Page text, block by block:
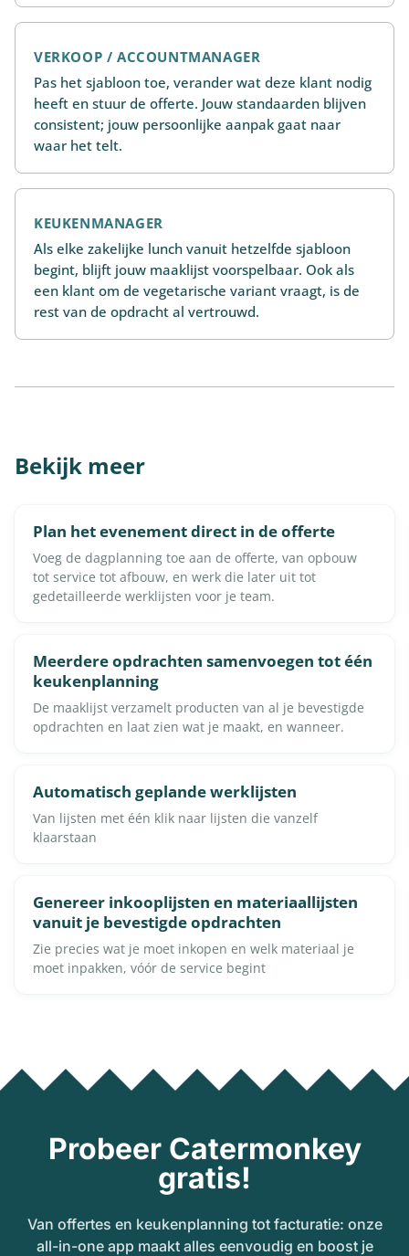
VERKOOP / ACCOUNTMANAGER
Pas het sjabloon toe, verander wat deze klant nodig
heeft en stuur de offerte. Jouw standaarden blijven
consistent; jouw persoonlijke aanpak gaat naar
waar het telt.
KEUKENMANAGER
Als elke zakelijke lunch vanuit hetzelfde sjabloon
begint, blijft jouw maaklijst voorspelbaar. Ook als
een klant om de vegetarische variant vraagt, is de
rest van de opdracht al vertrouwd.
Bekijk meer
Plan het evenement direct in de offerte
Voeg de dagplanning toe aan de offerte, van opbouw
tot service tot afbouw, en werk die later uit tot
gedetailleerde werklijsten voor je team.
Meerdere opdrachten samenvoegen tot één
keukenplanning
De maaklijst verzamelt producten van al je bevestigde
opdrachten en laat zien wat je maakt, en wanneer.
Automatisch geplande werklijsten
Van lijsten met één klik naar lijsten die vanzelf
klaarstaan
Genereer inkooplijsten en materiaallijsten
vanuit je bevestigde opdrachten
Zie precies wat je moet inkopen en welk materiaal je
moet inpakken, vóór de service begint
Probeer Catermonkey
gratis!
Van offertes en keukenplanning tot facturatie: onze
all-in-one app maakt alles eenvoudig en boost je